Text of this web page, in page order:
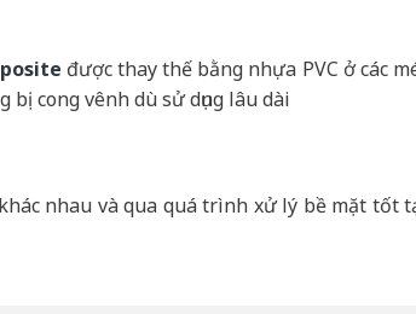
được thay thế bằng nhựa PVC ở các
cong vênh dù sử dụng lâu dài
nhau và qua quá trình xử lý bề mặt tốt